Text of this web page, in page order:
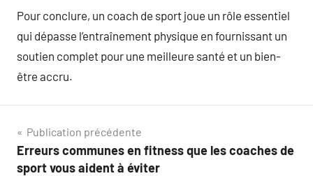
Pour conclure, un coach de sport joue un rôle essentiel
qui dépasse l’entraînement physique en fournissant un
soutien complet pour une meilleure santé et un bien-
être accru.
Navigation
de
Publication précédente
Erreurs communes en fitness que les coaches de
sport vous aident à éviter